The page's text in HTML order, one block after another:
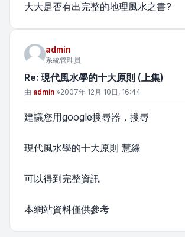
大大是否有出完整的地理風水之書?
admin
系統管理員
Re: 現代風水學的十大原則 (上集)
文章
由 admin »2007年 12月 10日, 16:44
建議您用google搜尋器，搜尋
現代風水學的十大原則 慧緣
可以得到完整資訊
本網站資料僅供參考